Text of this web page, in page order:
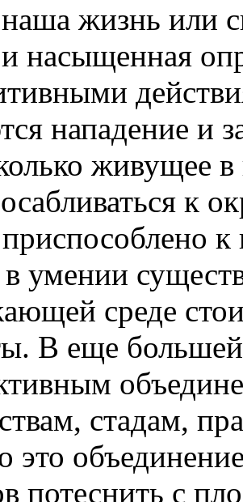
жизнь или
насыщенная
нападение и
живущее
к
умении
среде
В еще большей
стадам,
это
потеснить с